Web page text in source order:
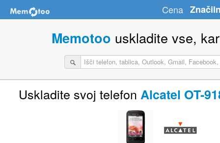
Cena
Memotoo uskladite vse,
Uskladite svoj telefon Alcatel OT-